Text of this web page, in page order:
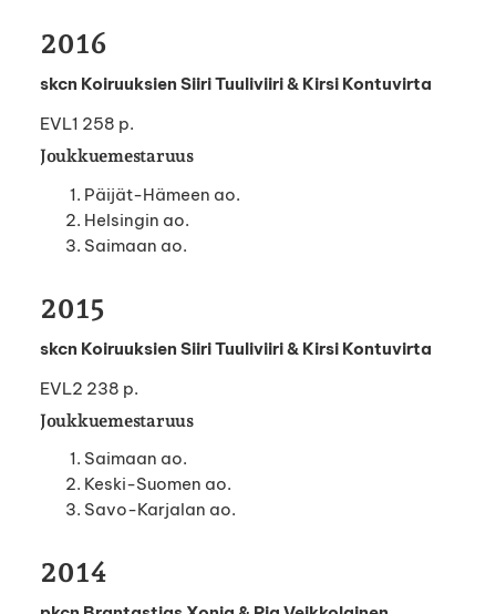
2016
skcn Koiruuksien Siiri Tuuliviiri & Kirsi Kontuvirta
EVL1 258 p.
Joukkuemestaruus
Päijät-Hämeen ao.
Helsingin ao.
Saimaan ao.
2015
skcn Koiruuksien Siiri Tuuliviiri & Kirsi Kontuvirta
EVL2 238 p.
Joukkuemestaruus
Saimaan ao.
Keski-Suomen ao.
Savo-Karjalan ao.
2014